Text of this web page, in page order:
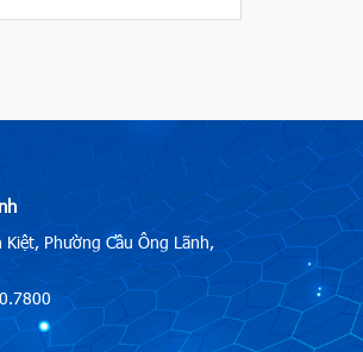
Phường Cầu Ông Lãnh,